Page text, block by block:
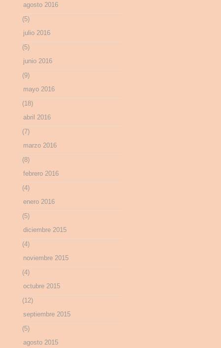
agosto 2016
(5)
julio 2016
(5)
junio 2016
(9)
mayo 2016
(18)
abril 2016
(7)
marzo 2016
(8)
febrero 2016
(4)
enero 2016
(5)
diciembre 2015
(4)
noviembre 2015
(4)
octubre 2015
(12)
septiembre 2015
(5)
agosto 2015